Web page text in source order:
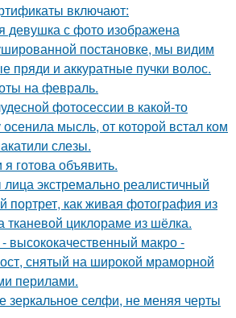
включают:
девушка с фото изображена
постановке, мы видим
пряди и аккуратные пучки волос.
на февраль.
фотосессии в какой-то
мысль, от которой встал ком
слезы.
готова объявить.
экстремально реалистичный
портрет, как живая фотография из
тканевой циклораме из шёлка.
высококачественный макро -
снятый на широкой мраморной
перилами.
зеркальное селфи, не меняя черты